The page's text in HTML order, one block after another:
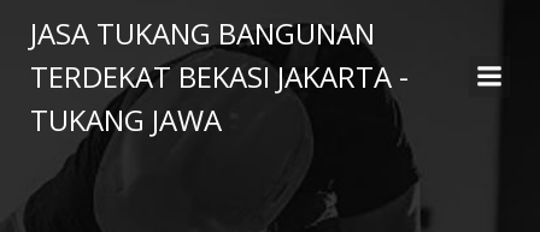
to
content
JASA TUKANG BANGUNAN
TERDEKAT BEKASI JAKARTA -
TUKANG JAWA